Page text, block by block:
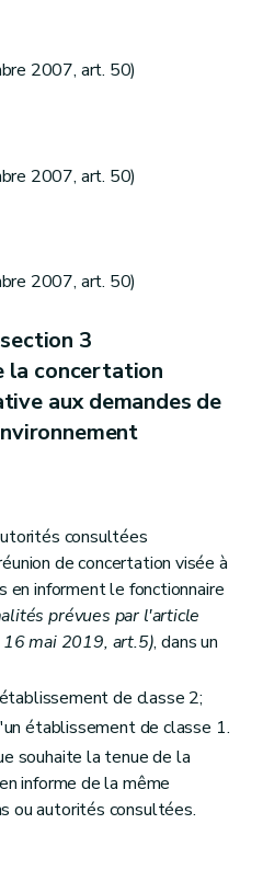
2007, art. 50)
2007, art. 50)
2007, art. 50)
3
la concertation
aux demandes de
consultées
de concertation visée à
informent le fonctionnaire
prévues par l'article
mai 2019, art.5), dans un
de classe 2;
établissement de classe 1.
souhaite la tenue de la
informe de la même
ou autorités consultées.